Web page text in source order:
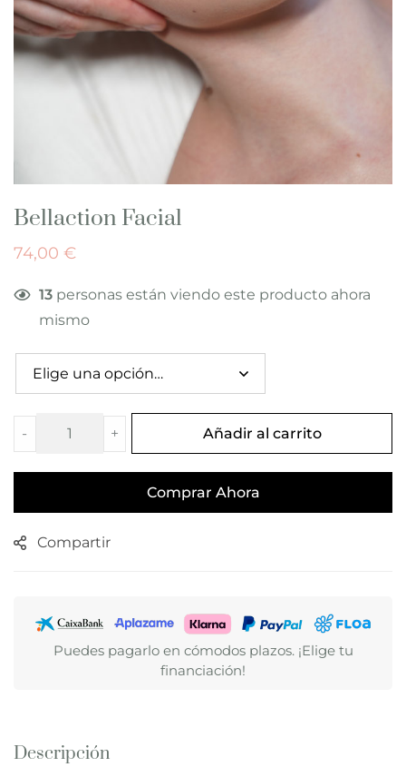
Bellaction Facial
74,00 €
13 personas están viendo este producto ahora
mismo
- + Añadir al carrito
Comprar Ahora
Compartir
Puedes pagarlo en cómodos plazos. ¡Elige tu
financiación!
Descripción